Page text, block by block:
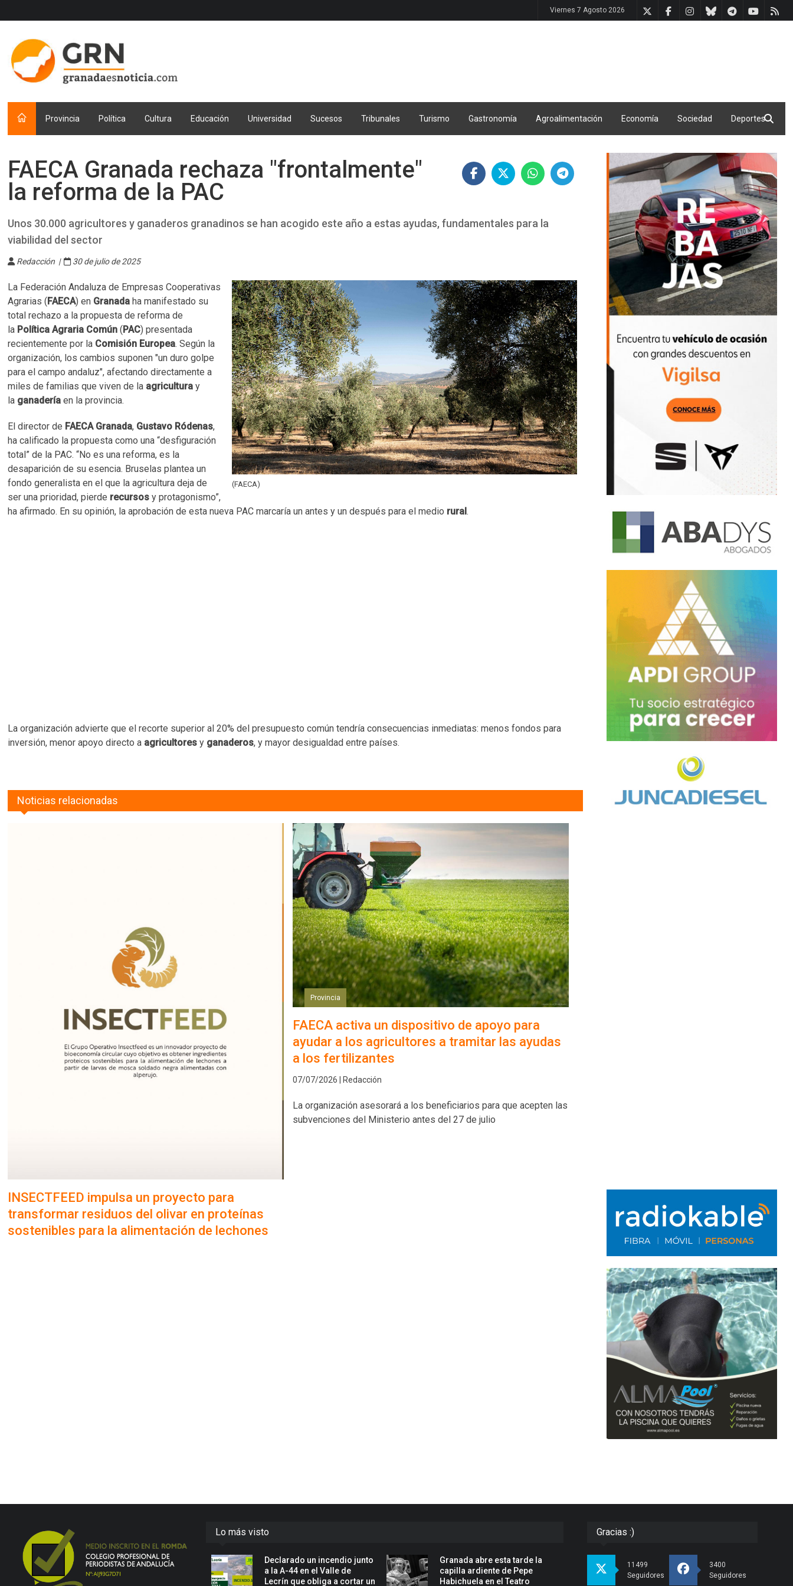
Viernes 7 Agosto 2026
Provincia Política Cultura Educación Universidad Sucesos Tribunales Turismo Gastronomía Agroalimentación Economía Sociedad Deportes
FAECA Granada rechaza "frontalmente"
la reforma de la PAC
Unos 30.000 agricultores y ganaderos granadinos se han acogido este año a estas ayudas, fundamentales para la
viabilidad del sector
Redacción | 30 de julio de 2025
(FAECA)
La Federación Andaluza de Empresas Cooperativas
Agrarias (FAECA) en Granada ha manifestado su
total rechazo a la propuesta de reforma de
la Política Agraria Común (PAC) presentada
recientemente por la Comisión Europea. Según la
organización, los cambios suponen "un duro golpe
para el campo andaluz", afectando directamente a
miles de familias que viven de la agricultura y
la ganadería en la provincia.
El director de FAECA Granada, Gustavo Ródenas,
ha calificado la propuesta como una “desfiguración
total” de la PAC. “No es una reforma, es la
desaparición de su esencia. Bruselas plantea un
fondo generalista en el que la agricultura deja de
ser una prioridad, pierde recursos y protagonismo”,
ha afirmado. En su opinión, la aprobación de esta nueva PAC marcaría un antes y un después para el medio rural.
La organización advierte que el recorte superior al 20% del presupuesto común tendría consecuencias inmediatas: menos fondos para
inversión, menor apoyo directo a agricultores y ganaderos, y mayor desigualdad entre países.
Noticias relacionadas
INSECTFEED impulsa un proyecto para
transformar residuos del olivar en proteínas
sostenibles para la alimentación de lechones
Provincia
FAECA activa un dispositivo de apoyo para
ayudar a los agricultores a tramitar las ayudas
a los fertilizantes
07/07/2026 | Redacción
La organización asesorará a los beneficiarios para que acepten las
subvenciones del Ministerio antes del 27 de julio
Lo más visto
Declarado un incendio junto
a la A-44 en el Valle de
Lecrín que obliga a cortar un
Granada abre esta tarde la
capilla ardiente de Pepe
Habichuela en el Teatro
Gracias :)
11499
Seguidores
3400
Seguidores